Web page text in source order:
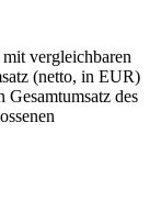
vergleichbaren
(netto, in EUR)
des